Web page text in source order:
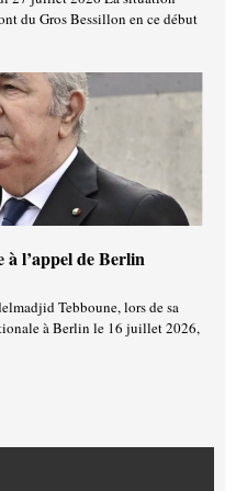
du Gros Bessillon en ce début
à l’appel de Berlin
Tebboune, lors de sa
à Berlin le 16 juillet 2026,